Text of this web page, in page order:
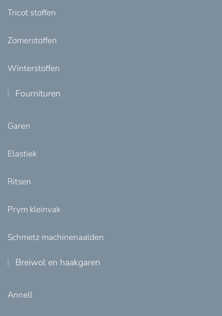
Tricot stoffen
Zomerstoffen
Winterstoffen
Fournituren
Garen
Elastiek
Ritsen
Prym kleinvak
Schmetz machinenaalden
Breiwol en haakgaren
Annell